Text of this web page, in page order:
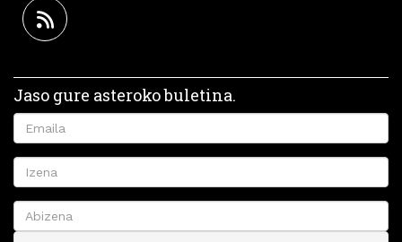
Jaso gure asteroko buletina.